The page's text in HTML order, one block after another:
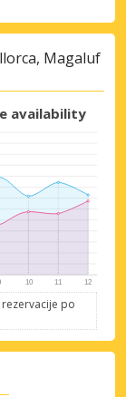
Magaluf
availability
po